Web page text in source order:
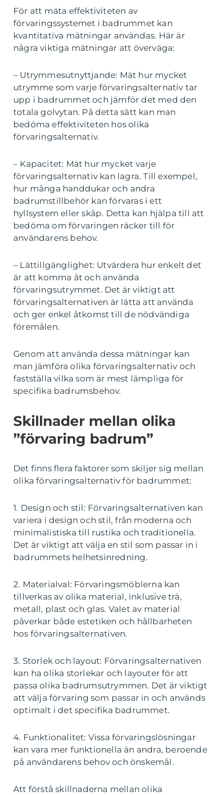
För att mäta effektiviteten av
förvaringssystemet i badrummet kan
kvantitativa mätningar användas. Här är
några viktiga mätningar att överväga:
– Utrymmesutnyttjande: Mät hur mycket
utrymme som varje förvaringsalternativ tar
upp i badrummet och jämför det med den
totala golvytan. På detta sätt kan man
bedöma effektiviteten hos olika
förvaringsalternativ.
– Kapacitet: Mät hur mycket varje
förvaringsalternativ kan lagra. Till exempel,
hur många handdukar och andra
badrumstillbehör kan förvaras i ett
hyllsystem eller skåp. Detta kan hjälpa till att
bedöma om förvaringen räcker till för
användarens behov.
– Lättillgänglighet: Utvärdera hur enkelt det
är att komma åt och använda
förvaringsutrymmet. Det är viktigt att
förvaringsalternativen är lätta att använda
och ger enkel åtkomst till de nödvändiga
föremålen.
Genom att använda dessa mätningar kan
man jämföra olika förvaringsalternativ och
fastställa vilka som är mest lämpliga för
specifika badrumsbehov.
Skillnader mellan olika
”förvaring badrum”
Det finns flera faktorer som skiljer sig mellan
olika förvaringsalternativ för badrummet:
1. Design och stil: Förvaringsalternativen kan
variera i design och stil, från moderna och
minimalistiska till rustika och traditionella.
Det är viktigt att välja en stil som passar in i
badrummets helhetsinredning.
2. Materialval: Förvaringsmöblerna kan
tillverkas av olika material, inklusive trä,
metall, plast och glas. Valet av material
påverkar både estetiken och hållbarheten
hos förvaringsalternativen.
3. Storlek och layout: Förvaringsalternativen
kan ha olika storlekar och layouter för att
passa olika badrumsutrymmen. Det är viktigt
att välja förvaring som passar in och används
optimalt i det specifika badrummet.
4. Funktionalitet: Vissa förvaringslösningar
kan vara mer funktionella än andra, beroende
på användarens behov och önskemål.
Att förstå skillnaderna mellan olika